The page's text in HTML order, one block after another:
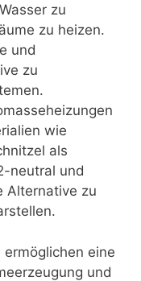
zu
zu heizen.
und
zu
wie
als
neutral und
Alternative zu
eine
und